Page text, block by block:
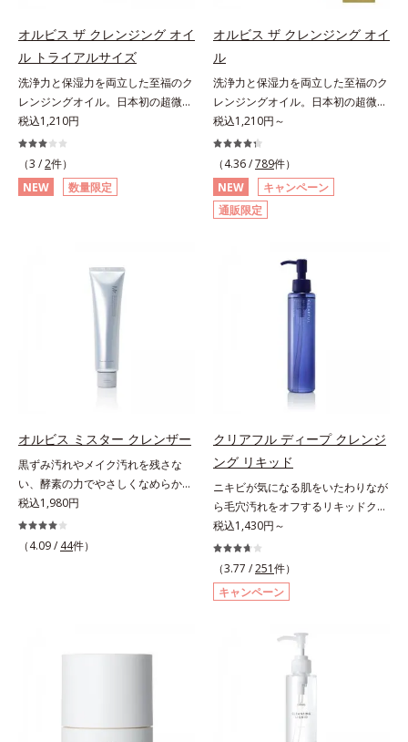
オルビス ザ クレンジング オイ
ル トライアルサイズ
洗浄力と保湿力を両立した至福のク
レンジングオイル。日本初の超微粒
子技術(*1)が毛穴奥の微細な汚れに
アプローチ。圧倒的な洗浄力と毛穴
悩みに着目したクレンジングオイル
のトライアルサイズです。日本初・
超微粒子技術(*1)で、さっと塗り広
かつてないクレンジング(*2)をご用
意しました。ポーラ化成は独自の先
端研究により、ナノバブルよりも小
さい超微粒子(*3)をクレンジングに
かに小さい超微粒子とオイルが肌と
汚れの間に入り込み、小さくばらけ
が肌に再付着することを防止し、細
かい毛穴汚れをごっそりするん！角
栓溶解オイル(*4)が詰まりや黒ずみ
も溶かして、毛穴の目立ちにくいす
べすべ肌に洗い上げます。大人肌の
ためのくすみ(*5)を晴らすアプロー
０）アルキルグルコシド（保湿）で
よる自社調べ）*2 オルビス内でか
税込1,210円
（3 /2件）
NEW
数量限定
オルビス ザ クレンジング オイ
ル
洗浄力と保湿力を両立した至福のク
レンジングオイル。日本初の超微粒
子技術(*1)が毛穴奥の微細な汚れに
アプローチ。圧倒的な洗浄力と毛穴
悩みに着目したクレンジングオイル
です。日本初・超微粒子技術(*1)
で、さっと塗り広げるだけで濃いメ
イクはもちろん毛穴悩みも取り去
ンジング(*2)をご用意しました。ポ
ーラ化成は独自の先端研究により、
ナノバブルよりも小さい超微粒子
(*3)をクレンジングに搭載すること
に成功。毛穴よりはるかに小さい超
微粒子とオイルが肌と汚れの間に入
り込み、小さくばらけて肌表面にう
るおいベールを形成。これにより、
することを防止し、細かい毛穴汚れ
をごっそりするん！角栓溶解オイル
(*4)が詰まりや黒ずみも溶かして、
毛穴の目立ちにくいすべすべ肌に洗
い上げます。大人肌のためのくすみ
(*5)を晴らすアプローチによって圧
巻の洗浄力と保湿力を叶え、毛穴目
立ち(*6)や乾燥によるくすみをケア
し、毎日のメイクが楽しくなる晴れ
成独自の（Ｃ１２－２０）アルキル
グルコシド（保湿）で形成するミセ
ルから、汚れをはね返す水の膜をつ
くる技術が日本初（2024年12月時
点、J－GLOBALによる自社調べ）
税込1,210円～
（4.36 /789件）
NEW
キャンペーン
通販限定
オルビス ミスター クレンザー
黒ずみ汚れやメイク汚れを残さな
い、酵素の力でやさしくなめらかに
洗い上げるW洗顔不要のスペシャル
クレンザー。過剰な皮脂とその皮脂
汚れが詰まって発生する黒ずみ汚れ
汚れを繰り返しません。さらに、
感が高まる黒と、優しく肌に吸い付
税込1,980円
（4.09 / 44件）
クリアフル ディープ クレンジ
ング リキッド
ニキビが気になる肌をいたわりなが
ら毛穴汚れをオフするリキッドクレ
ンジング。ニキビにお悩みの肌をい
たわりながら、メイクをしっかりオ
フするリキッドクレンジングです。
ファンデーション、ポイントメイク
などの個々の汚れに対応する洗浄成
イク汚れをするんと落とします。ニ
キビの原因となる毛穴の詰まりとメ
イク汚れにピタッと密着して落とす
「毛穴クリア処方(*)」を採用。さら
にオルビスのニキビ対策スキンケア
税込1,430円～
（3.77 /251件）
キャンペーン